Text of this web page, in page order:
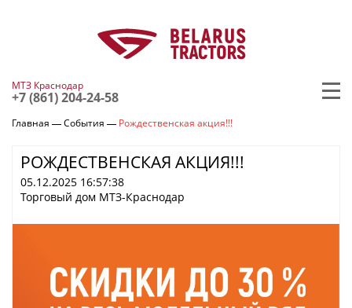
МТЗ Краснодар
+7 (861) 204-24-58
Главная События Рождественская акция!!!
РОЖДЕСТВЕНСКАЯ АКЦИЯ!!!
05.12.2025 16:57:38
Торговый дом МТЗ-Краснодар